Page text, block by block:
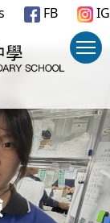
FB IG